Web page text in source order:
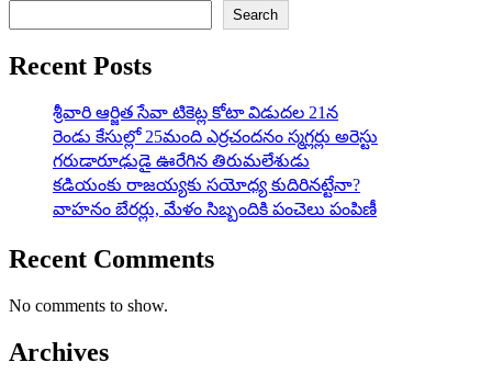
Search
Recent Posts
శ్రీవారి ఆర్జిత సేవా టికెట్ల కోటా విడుదల 21న
రెండు కేసుల్లో 25మంది ఎర్రచందనం స్మగ్లర్లు అరెస్టు
గరుడారూఢుడై ఊరేగిన తిరుమలేశుడు
కడియంకు రాజయ్యకు సయోధ్య కుదిరినట్టేనా?
వాహ‌నం బేర‌ర్లు, మేళం సిబ్బందికి పంచెలు పంపిణీ
Recent Comments
No comments to show.
Archives